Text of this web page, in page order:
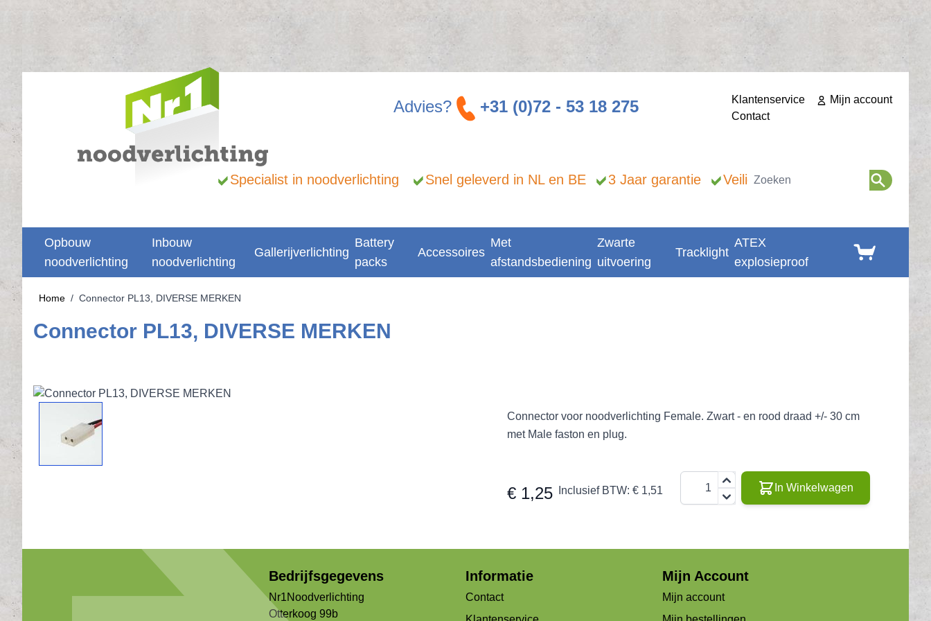
Ga naar de inhoud
Zoeken
Klantenservice
Mijn account
Contact
Advies? +31 (0)72 - 53 18 275
Specialist in noodverlichting Snel geleverd in NL en BE 3 Jaar garantie Veilig betalen
Opbouw
noodverlichting
Inbouw
noodverlichting
Gallerijverlichting
Battery
packs
Accessoires
Met
afstandsbediening
Zwarte
uitvoering
Tracklight
ATEX
explosieproof
Winkelwagen
Home / Connector PL13, DIVERSE MERKEN
Connector PL13, DIVERSE MERKEN
Connector voor noodverlichting Female. Zwart - en rood draad +/- 30 cm
met Male faston en plug.
€ 1,25 Inclusief BTW: € 1,51 In Winkelwagen
Bedrijfsgegevens
Nr1Noodverlichting
Otterkoog 99b
Informatie
Contact
Mijn Account
Mijn account